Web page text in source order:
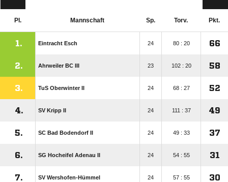
Pl. Mannschaft Sp. Torv. Pkt.
1. Eintracht Esch 24 80 : 20 66
2. Ahrweiler BC III 23 102 : 20 58
3. TuS Oberwinter II 24 68 : 27 52
4. SV Kripp II 24 111 : 37 49
5. SC Bad Bodendorf II 24 49 : 33 37
6. SG Hocheifel Adenau II 24 54 : 55 31
7. SV Wershofen-Hümmel 24 57 : 55 30